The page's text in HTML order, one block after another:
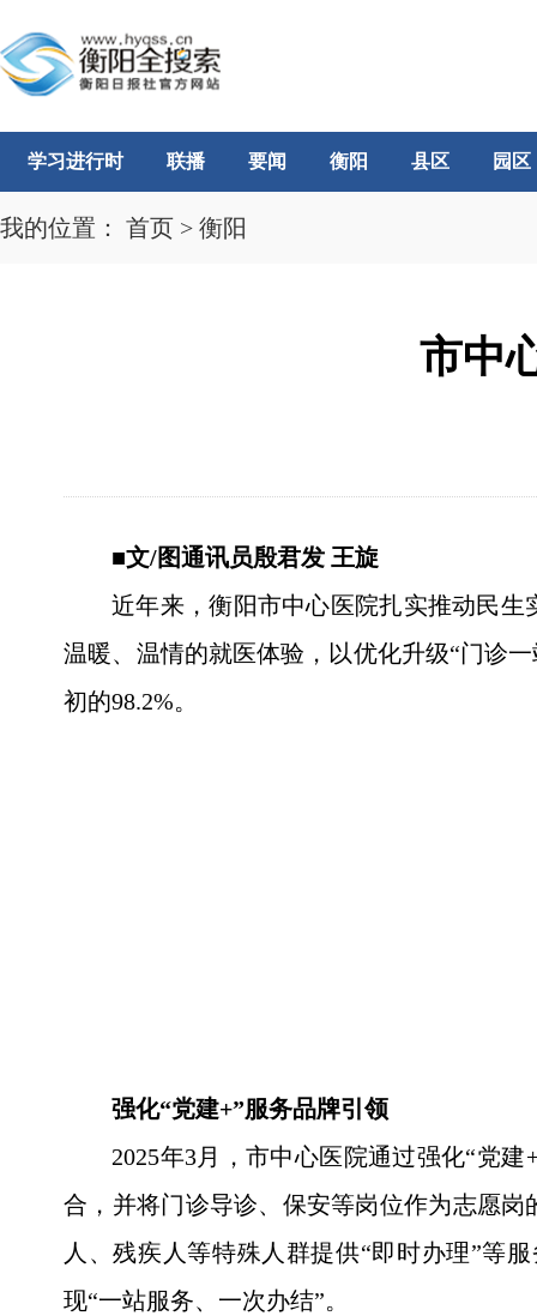
学习进行时 联播 要闻 衡阳 县区 园区
我的位置： 首页 > 衡阳
市中
■文/图通讯员殷君发 王旋
近年来，衡阳市中心医院扎实推动民
温暖、温情的就医体验，以优化升级“门诊
初的98.2%。
强化“党建+”服务品牌引领
2025年3月，市中心医院通过强化“党
合，并将门诊导诊、保安等岗位作为志愿
人、残疾人等特殊人群提供“即时办理”等
现“一站服务、一次办结”。